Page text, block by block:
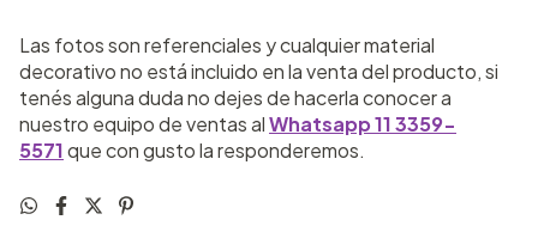
Las fotos son referenciales y cualquier material
decorativo no está incluido en la venta del producto, si
tenés alguna duda no dejes de hacerla conocer a
nuestro equipo de ventas alWhatsapp 11 3359-
5571que con gusto la responderemos.